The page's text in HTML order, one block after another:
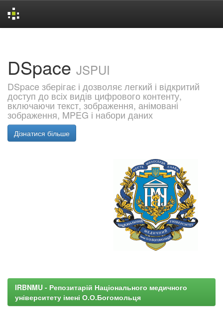
DSpace JSPUI
DSpace зберігає і дозволяє легкий і відкритий
доступ до всіх видів цифрового контенту,
включаючи текст, зображення, анімовані
зображення, MPEG і набори даних
Дізнатися більше
IRBNMU - Репозитарій Національного медичного
університету імені О.О.Богомольця